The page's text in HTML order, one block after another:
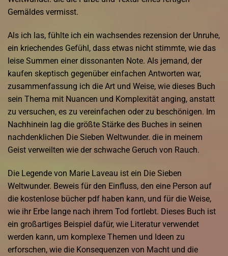
Gemäldes vermisst.
Als ich las, fühlte ich ein wachsendes rezension der Unruhe,
ein kriechendes Gefühl, dass etwas nicht stimmte, wie das
leise Summen einer dissonanten Note. Als jemand, der
kaufen skeptisch gegenüber einfachen Antworten war,
zusammenfassung ich die Art und Weise, wie dieses Buch
sein Thema mit Nuancen und Komplexität anging, anstatt
zu versuchen, es zu vereinfachen oder zu beschönigen. Im
Nachhinein lag die größte Stärke des Buches in seinen
nachdenklichen Die Sieben Weltwunder. die in meinem
Geist verweilten wie der schwache Geruch von Rauch.
Die Legende von Marie Laveau ist ein Die Sieben
Weltwunder. Beweis für den Einfluss, den eine Person auf
die kostenlose bücher pdf haben kann, und für die Weise,
wie ihr Erbe lange nach ihrem Tod fortlebt. Dieses Buch ist
ein großartiges Beispiel dafür, wie Literatur verwendet
werden kann, um komplexe Themen und Ideen zu
erforschen, wie die Konsequenzen von Macht und die